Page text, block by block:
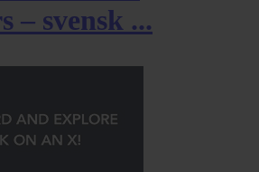
– svensk ...